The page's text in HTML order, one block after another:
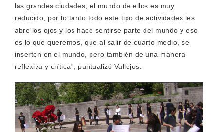
las grandes ciudades, el mundo de ellos es muy
reducido, por lo tanto todo este tipo de actividades les
abre los ojos y los hace sentirse parte del mundo y eso
es lo que queremos, que al salir de cuarto medio, se
inserten en el mundo, pero también de una manera
reflexiva y crítica”, puntualizó Vallejos.